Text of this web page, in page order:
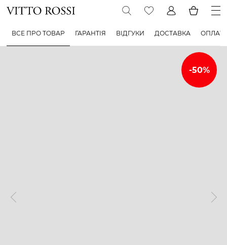
ВСЕ ПРО ТОВАР ГАРАНТІЯ ВІДГУКИ ДОСТАВКА